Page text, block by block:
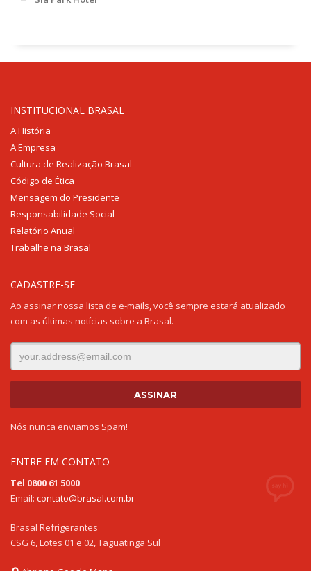
INSTITUCIONAL BRASAL
A História
A Empresa
Cultura de Realização Brasal
Código de Ética
Mensagem do Presidente
Responsabilidade Social
Relatório Anual
Trabalhe na Brasal
CADASTRE-SE
Ao assinar nossa lista de e-mails, você sempre estará atualizado
com as últimas notícias sobre a Brasal.
Nós nunca enviamos Spam!
ENTRE EM CONTATO
Tel 0800 61 5000
Email: contato@brasal.com.br
Brasal Refrigerantes
CSG 6, Lotes 01 e 02, Taguatinga Sul